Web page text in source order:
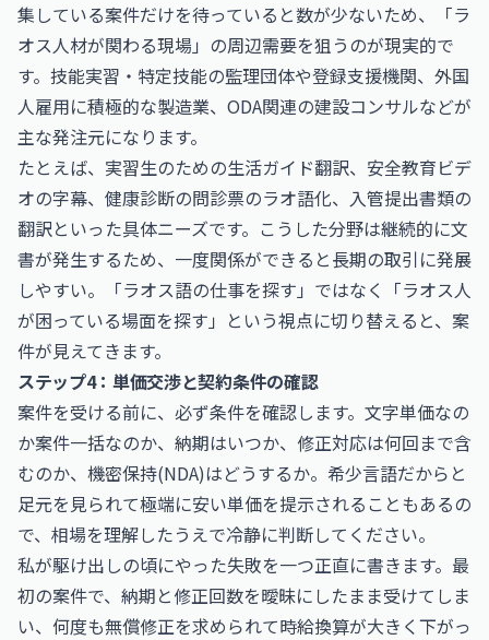
集している案件だけを待っていると数が少ないため、「ラ
オス人材が関わる現場」の周辺需要を狙うのが現実的で
す。技能実習・特定技能の監理団体や登録支援機関、外国
人雇用に積極的な製造業、ODA関連の建設コンサルなどが
主な発注元になります。
たとえば、実習生のための生活ガイド翻訳、安全教育ビデ
オの字幕、健康診断の問診票のラオ語化、入管提出書類の
翻訳といった具体ニーズです。こうした分野は継続的に文
書が発生するため、一度関係ができると長期の取引に発展
しやすい。「ラオス語の仕事を探す」ではなく「ラオス人
が困っている場面を探す」という視点に切り替えると、案
件が見えてきます。
ステップ4：単価交渉と契約条件の確認
案件を受ける前に、必ず条件を確認します。文字単価なの
か案件一括なのか、納期はいつか、修正対応は何回まで含
むのか、機密保持(NDA)はどうするか。希少言語だからと
足元を見られて極端に安い単価を提示されることもあるの
で、相場を理解したうえで冷静に判断してください。
私が駆け出しの頃にやった失敗を一つ正直に書きます。最
初の案件で、納期と修正回数を曖昧にしたまま受けてしま
い、何度も無償修正を求められて時給換算が大きく下がっ